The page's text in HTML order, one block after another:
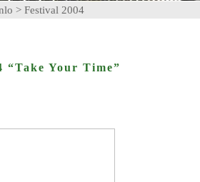
> Festival 2004
Your Time”